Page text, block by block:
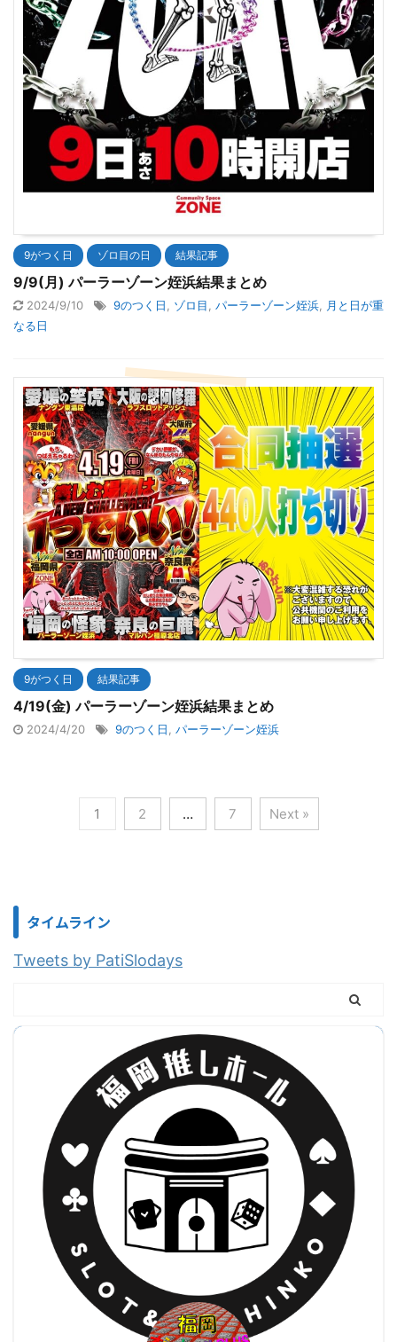
9がつく日 ゾロ目の日 結果記事
9/9(月) パーラーゾーン姪浜結果まとめ
2024/9/10 9のつく日, ゾロ目, パーラーゾーン姪浜, 月と日が重
なる日
9がつく日 結果記事
4/19(金) パーラーゾーン姪浜結果まとめ
2024/4/20 9のつく日 パーラーゾーン姪浜
1 2 … 7 Next »
タイムライン
Tweets by PatiSlodays